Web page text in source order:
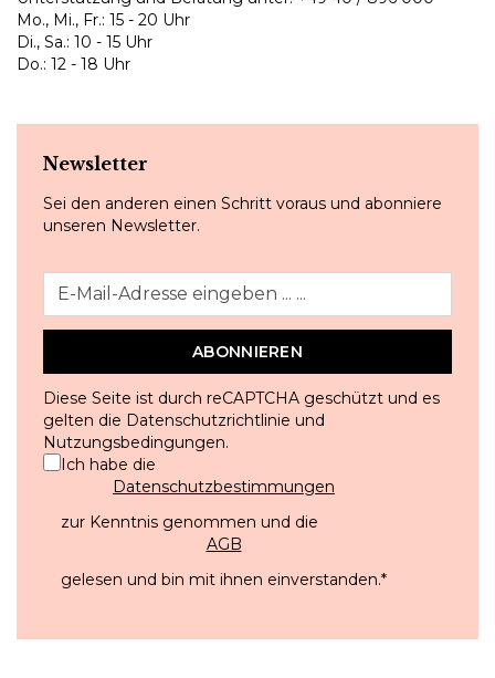
Mo., Mi., Fr.: 15 - 20 Uhr
Di., Sa.: 10 - 15 Uhr
Do.: 12 - 18 Uhr
Newsletter
Sei den anderen einen Schritt voraus und abonniere
unseren Newsletter.
ABONNIEREN
Diese Seite ist durch reCAPTCHA geschützt und es
gelten die Datenschutzrichtlinie und
Nutzungsbedingungen.
Ich habe die
Datenschutzbestimmungen
zur Kenntnis genommen und die
AGB
gelesen und bin mit ihnen einverstanden.*